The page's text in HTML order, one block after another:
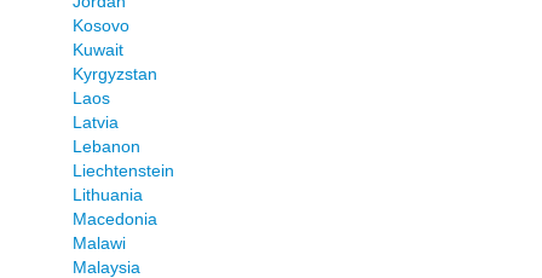
Kosovo
Kuwait
Kyrgyzstan
Laos
Latvia
Lebanon
Liechtenstein
Lithuania
Macedonia
Malawi
Malaysia